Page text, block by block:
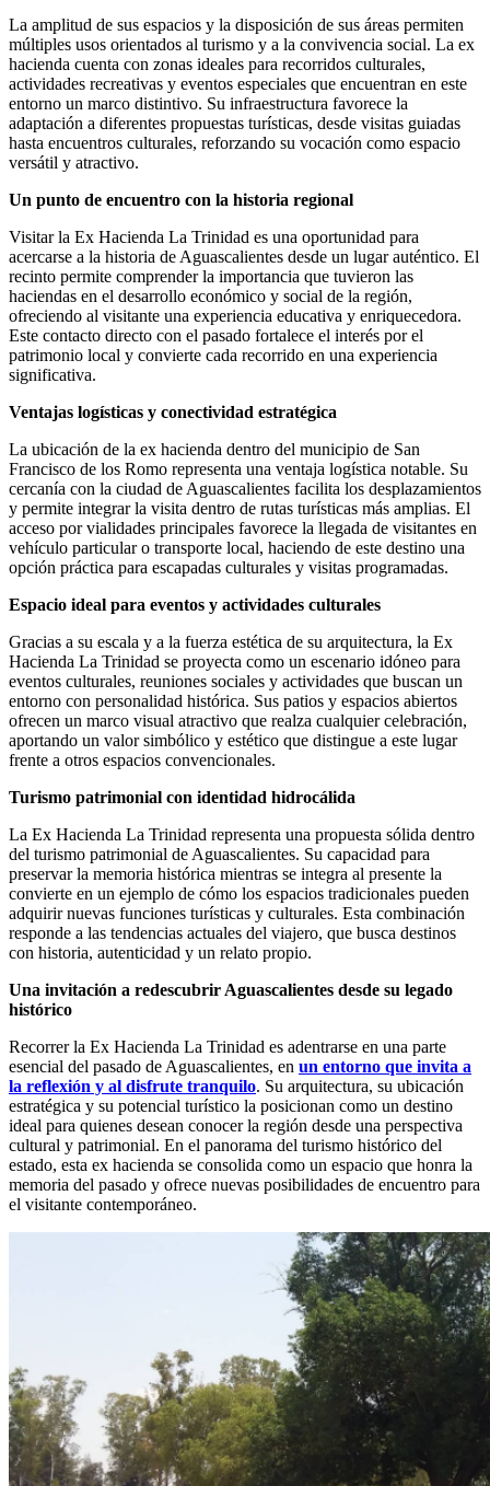
La amplitud de sus espacios y la disposición de sus áreas permiten
múltiples usos orientados al turismo y a la convivencia social. La ex
hacienda cuenta con zonas ideales para recorridos culturales,
actividades recreativas y eventos especiales que encuentran en este
entorno un marco distintivo. Su infraestructura favorece la
adaptación a diferentes propuestas turísticas, desde visitas guiadas
hasta encuentros culturales, reforzando su vocación como espacio
versátil y atractivo.
Un punto de encuentro con la historia regional
Visitar la Ex Hacienda La Trinidad es una oportunidad para
acercarse a la historia de Aguascalientes desde un lugar auténtico. El
recinto permite comprender la importancia que tuvieron las
haciendas en el desarrollo económico y social de la región,
ofreciendo al visitante una experiencia educativa y enriquecedora.
Este contacto directo con el pasado fortalece el interés por el
patrimonio local y convierte cada recorrido en una experiencia
significativa.
Ventajas logísticas y conectividad estratégica
La ubicación de la ex hacienda dentro del municipio de San
Francisco de los Romo representa una ventaja logística notable. Su
cercanía con la ciudad de Aguascalientes facilita los desplazamientos
y permite integrar la visita dentro de rutas turísticas más amplias. El
acceso por vialidades principales favorece la llegada de visitantes en
vehículo particular o transporte local, haciendo de este destino una
opción práctica para escapadas culturales y visitas programadas.
Espacio ideal para eventos y actividades culturales
Gracias a su escala y a la fuerza estética de su arquitectura, la Ex
Hacienda La Trinidad se proyecta como un escenario idóneo para
eventos culturales, reuniones sociales y actividades que buscan un
entorno con personalidad histórica. Sus patios y espacios abiertos
ofrecen un marco visual atractivo que realza cualquier celebración,
aportando un valor simbólico y estético que distingue a este lugar
frente a otros espacios convencionales.
Turismo patrimonial con identidad hidrocálida
La Ex Hacienda La Trinidad representa una propuesta sólida dentro
del turismo patrimonial de Aguascalientes. Su capacidad para
preservar la memoria histórica mientras se integra al presente la
convierte en un ejemplo de cómo los espacios tradicionales pueden
adquirir nuevas funciones turísticas y culturales. Esta combinación
responde a las tendencias actuales del viajero, que busca destinos
con historia, autenticidad y un relato propio.
Una invitación a redescubrir Aguascalientes desde su legado
histórico
Recorrer la Ex Hacienda La Trinidad es adentrarse en una parte
esencial del pasado de Aguascalientes, en un entorno que invita a
la reflexión y al disfrute tranquilo. Su arquitectura, su ubicación
estratégica y su potencial turístico la posicionan como un destino
ideal para quienes desean conocer la región desde una perspectiva
cultural y patrimonial. En el panorama del turismo histórico del
estado, esta ex hacienda se consolida como un espacio que honra la
memoria del pasado y ofrece nuevas posibilidades de encuentro para
el visitante contemporáneo.